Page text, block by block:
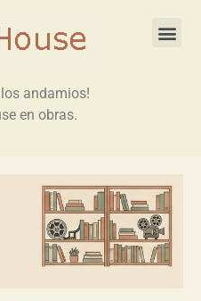
andamios!
en obras.